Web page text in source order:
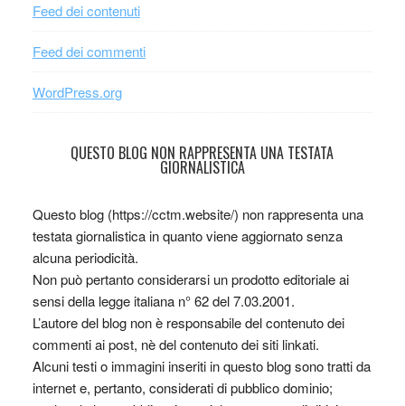
Feed dei contenuti
Feed dei commenti
WordPress.org
QUESTO BLOG NON RAPPRESENTA UNA TESTATA
GIORNALISTICA
Questo blog (https://cctm.website/) non rappresenta una
testata giornalistica in quanto viene aggiornato senza
alcuna periodicità.
Non può pertanto considerarsi un prodotto editoriale ai
sensi della legge italiana n° 62 del 7.03.2001.
L’autore del blog non è responsabile del contenuto dei
commenti ai post, nè del contenuto dei siti linkati.
Alcuni testi o immagini inseriti in questo blog sono tratti da
internet e, pertanto, considerati di pubblico dominio;